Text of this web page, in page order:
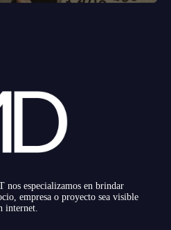
especializamos en brindar
empresa o proyecto sea visible
internet.